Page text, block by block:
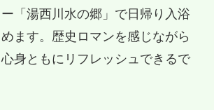
「湯西川水の郷」で日帰り入浴
ます。歴史ロマンを感じながら
身ともにリフレッシュできるで